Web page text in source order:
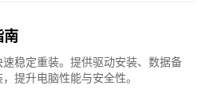
南
稳定重装。提供驱动安装、数据备
提升电脑性能与安全性。